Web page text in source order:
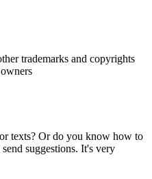
trademarks and copyrights
texts? Or do you know how to
suggestions. It's very